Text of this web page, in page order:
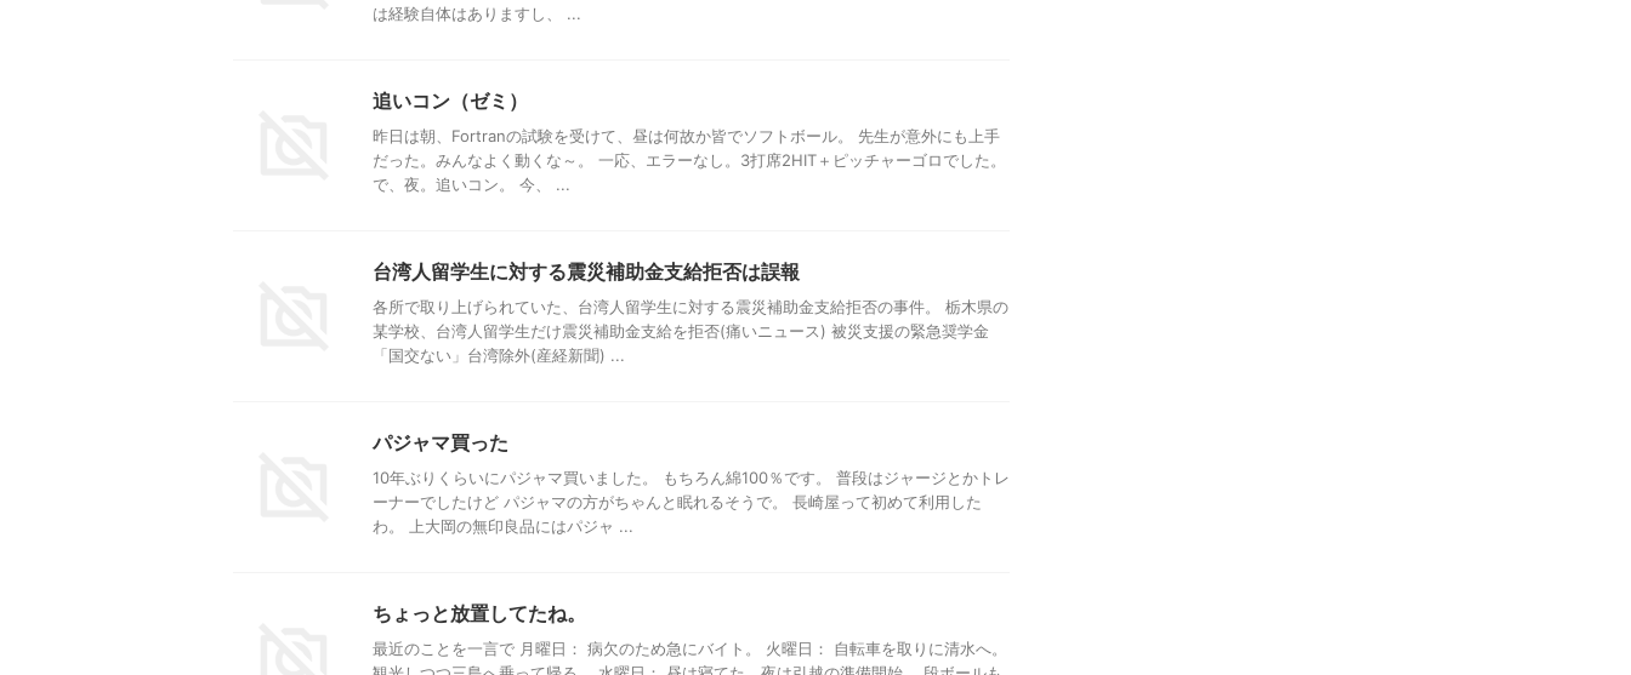
は経験自体はありますし、 ...
追いコン（ゼミ）
昨日は朝、Fortranの試験を受けて、昼は何故か皆でソフトボール。 先生が意外にも上手
だった。みんなよく動くな～。 一応、エラーなし。3打席2HIT＋ピッチャーゴロでした。
で、夜。追いコン。 今、 ...
台湾人留学生に対する震災補助金支給拒否は誤報
各所で取り上げられていた、台湾人留学生に対する震災補助金支給拒否の事件。 栃木県の
某学校、台湾人留学生だけ震災補助金支給を拒否(痛いニュース) 被災支援の緊急奨学金
「国交ない」台湾除外(産経新聞) ...
パジャマ買った
10年ぶりくらいにパジャマ買いました。 もちろん綿100％です。 普段はジャージとかトレ
ーナーでしたけど パジャマの方がちゃんと眠れるそうで。 長崎屋って初めて利用した
わ。 上大岡の無印良品にはパジャ ...
ちょっと放置してたね。
最近のことを一言で 月曜日： 病欠のため急にバイト。 火曜日： 自転車を取りに清水へ。